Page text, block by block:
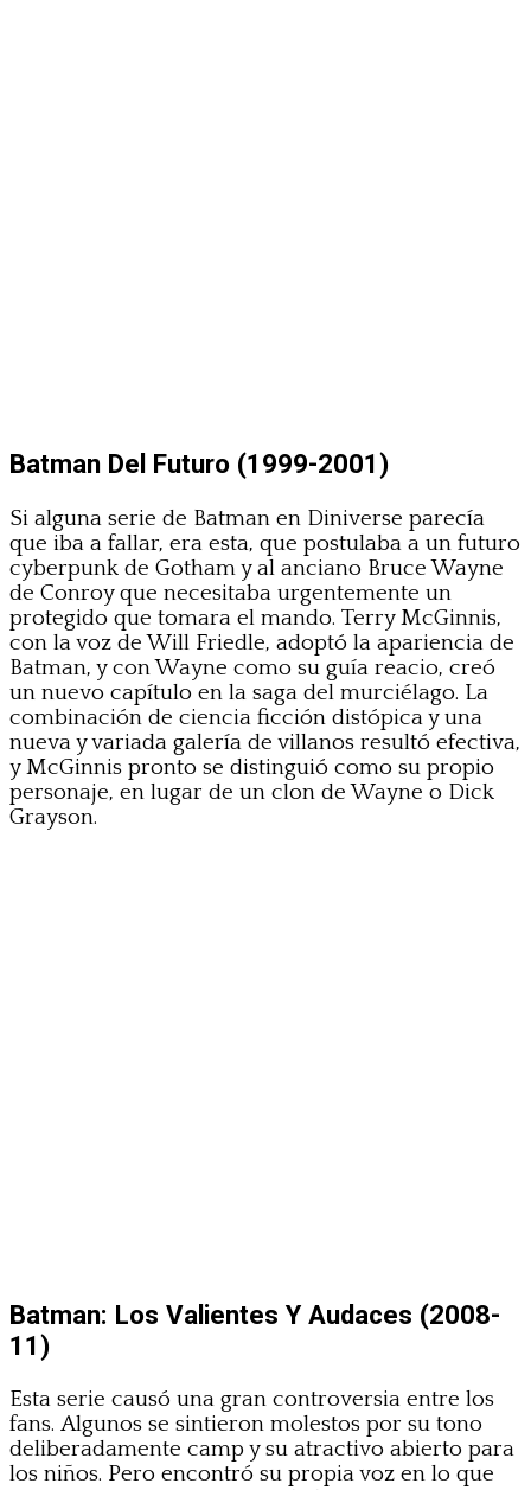
Batman Del Futuro (1999-2001)
Si alguna serie de Batman en Diniverse parecía
que iba a fallar, era esta, que postulaba a un futuro
cyberpunk de Gotham y al anciano Bruce Wayne
de Conroy que necesitaba urgentemente un
protegido que tomara el mando. Terry McGinnis,
con la voz de Will Friedle, adoptó la apariencia de
Batman, y con Wayne como su guía reacio, creó
un nuevo capítulo en la saga del murciélago. La
combinación de ciencia ficción distópica y una
nueva y variada galería de villanos resultó efectiva,
y McGinnis pronto se distinguió como su propio
personaje, en lugar de un clon de Wayne o Dick
Grayson.
Batman: Los Valientes Y Audaces (2008-
11)
Esta serie causó una gran controversia entre los
fans. Algunos se sintieron molestos por su tono
deliberadamente camp y su atractivo abierto para
los niños. Pero encontró su propia voz en lo que